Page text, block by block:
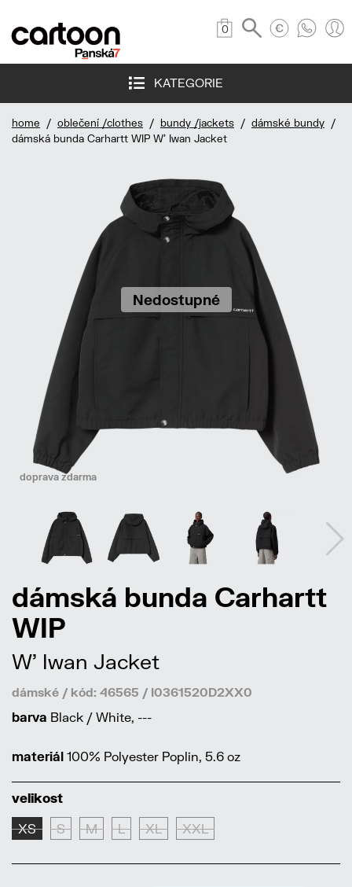
0
KATEGORIE
home / oblečení /clothes / bundy /jackets / dámské bundy /
dámská bunda Carhartt WIP W' Iwan Jacket
Nedostupné
doprava zdarma
dámská bunda Carhartt
WIP
W' Iwan Jacket
dámské / kód: 46565 / I0361520D2XX0
barva Black / White, ---
materiál 100% Polyester Poplin, 5.6 oz
velikost
XS S M L XL XXL